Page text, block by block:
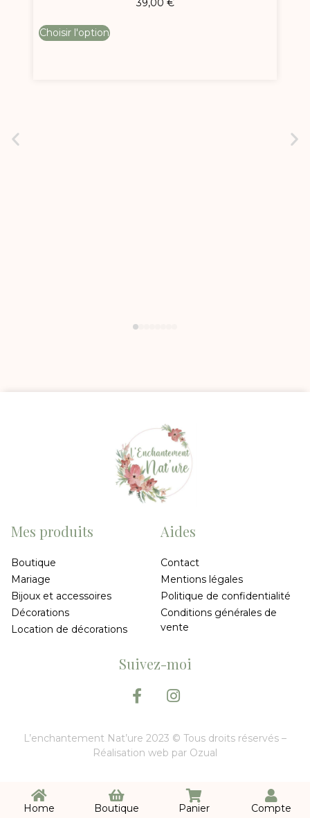
Mes produits
Boutique
Mariage
Bijoux et accessoires
Décorations
Location de décorations
Aides
Contact
Mentions légales
Politique de confidentialité
Conditions générales de
vente
Suivez-moi
L’enchantement Nat’ure 2023 © Tous droits réservés –
Réalisation web par Ozual
Home Boutique Panier Compte